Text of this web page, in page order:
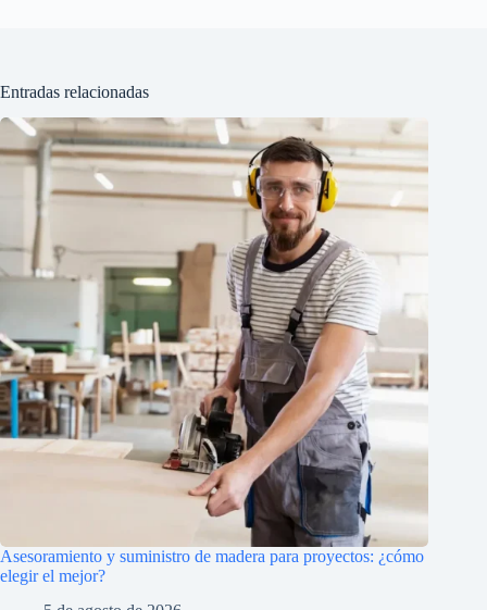
Entradas relacionadas
Asesoramiento y suministro de madera para proyectos: ¿cómo
elegir el mejor?